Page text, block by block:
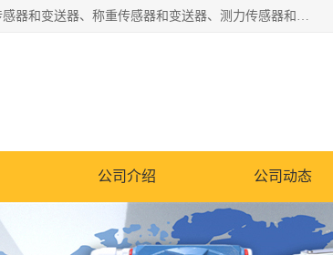
是集开发、生产和经营压力传感器和变送器、位移传感器和变送器、流量传感器和变送器、称重传感器和变送器、测力传感器和变送器、温湿度传感器和变送器、扭矩传感器、智能数显控制仪表等产品的化高新技术企业。
公司介绍 公司动态